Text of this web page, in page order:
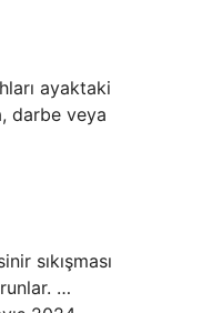
ayaktaki
darbe veya
sıkışması
…